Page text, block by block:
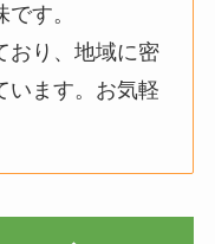
す。
おり、地域に密
います。お気軽